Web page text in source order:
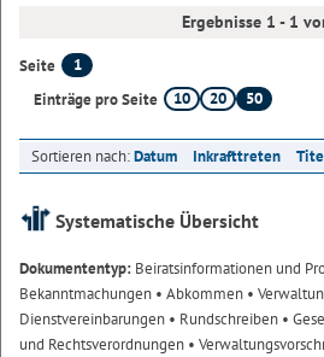
Ergebnisse 1 - 1
Seite
1
Einträge pro Seite
10 20 50
Sortieren nach:Datum Inkrafttreten
Systematische Übersicht
Dokumententyp: Beiratsinformationen und
Bekanntmachungen • Abkommen •
Dienstvereinbarungen • Rundschreiben •
und Rechtsverordnungen •